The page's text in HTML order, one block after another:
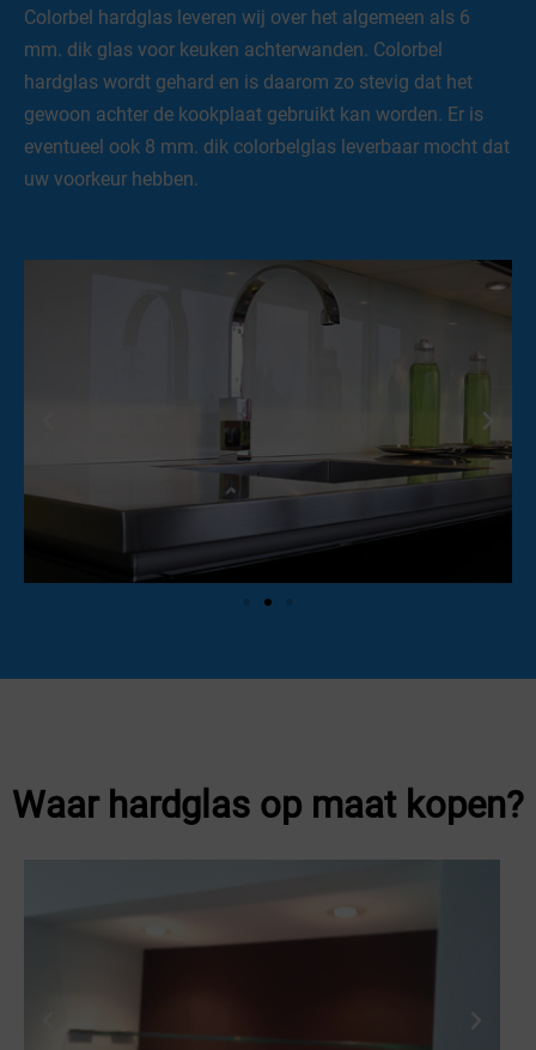
Colorbel hardglas leveren wij over het algemeen als 6
mm. dik glas voor keuken achterwanden. Colorbel
hardglas wordt gehard en is daarom zo stevig dat het
gewoon achter de kookplaat gebruikt kan worden. Er is
eventueel ook 8 mm. dik colorbelglas leverbaar mocht dat
uw voorkeur hebben.
Waar hardglas op maat kopen?